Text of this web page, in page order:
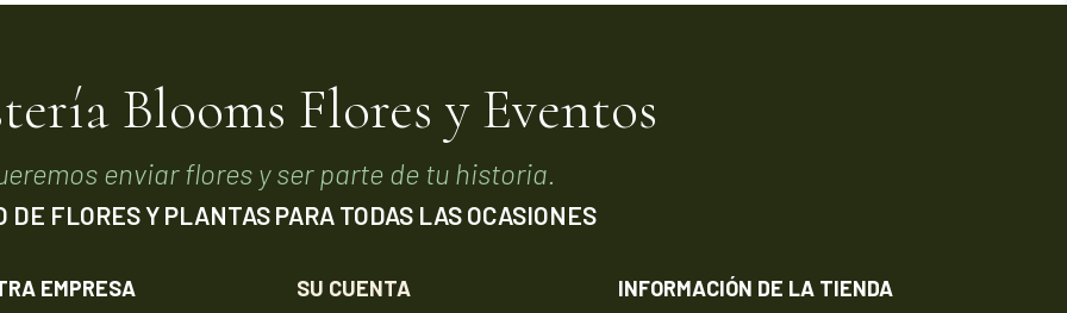
Blooms Flores y Eventos
enviar flores y ser parte de tu historia.
DE FLORES Y PLANTAS PARA TODAS LAS OCASIONES
EMPRESA SU CUENTA INFORMACIÓN DE LA TIENDA